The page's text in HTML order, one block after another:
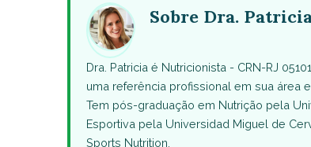
Sobre Dra.
Dra. Patricia é Nutricionista - CRN-RJ
uma referência profissional em sua área
Tem pós-graduação em Nutrição pela
Esportiva pela Universidad Miguel de
Sports Nutrition.